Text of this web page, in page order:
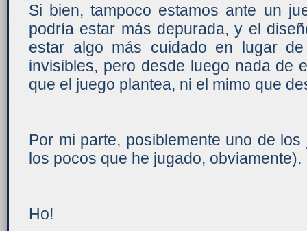
Si bien, tampoco estamos ante un
podría estar más depurada, y el
estar algo más cuidado en lugar
invisibles, pero desde luego nada de
que el juego plantea, ni el mimo que
Por mi parte, posiblemente uno de
los pocos que he jugado, obviamente).
Ho!